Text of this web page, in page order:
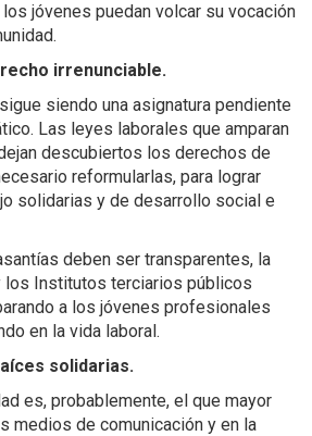
jóvenes puedan volcar su vocación
irrenunciable.
siendo una asignatura pendiente
Las leyes laborales que amparan
descubiertos los derechos de
reformularlas, para lograr
solidarias y de desarrollo social e
deben ser transparentes, la
los Institutos terciarios públicos
a los jóvenes profesionales
en la vida laboral.
solidarias.
es, probablemente, el que mayor
medios de comunicación y en la